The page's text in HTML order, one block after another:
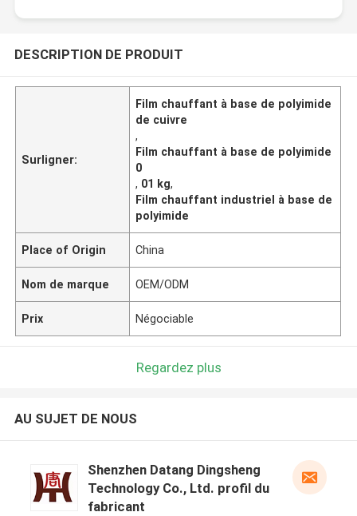
DESCRIPTION DE PRODUIT
Surligner:
Film chauffant à base de polyimide
de cuivre
,
Film chauffant à base de polyimide
0
, 01 kg,
Film chauffant industriel à base de
polyimide
Place of Origin China
Nom de marque OEM/ODM
Prix Négociable
Regardez plus
AU SUJET DE NOUS
Shenzhen Datang Dingsheng
Technology Co., Ltd. profil du
fabricant